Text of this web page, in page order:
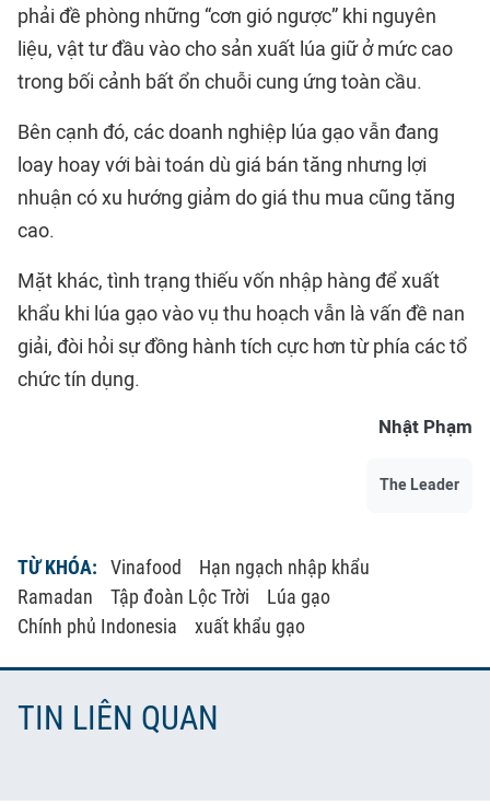
phải đề phòng những “cơn gió ngược” khi nguyên
liệu, vật tư đầu vào cho sản xuất lúa giữ ở mức cao
trong bối cảnh bất ổn chuỗi cung ứng toàn cầu.
Bên cạnh đó, các doanh nghiệp lúa gạo vẫn đang
loay hoay với bài toán dù giá bán tăng nhưng lợi
nhuận có xu hướng giảm do giá thu mua cũng tăng
cao.
Mặt khác, tình trạng thiếu vốn nhập hàng để xuất
khẩu khi lúa gạo vào vụ thu hoạch vẫn là vấn đề nan
giải, đòi hỏi sự đồng hành tích cực hơn từ phía các tổ
chức tín dụng.
Nhật Phạm
The Leader
TỪ KHÓA: Vinafood
Hạn ngạch nhập khẩu
Ramadan
Tập đoàn Lộc Trời
Lúa gạo
Chính phủ Indonesia
xuất khẩu gạo
TIN LIÊN QUAN